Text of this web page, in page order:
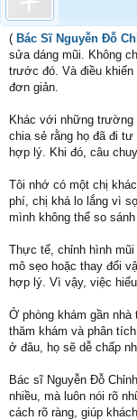
( Bác Sĩ Nguyễn Đỗ
sửa dáng mũi. Không
trước đó. Và điều khiến
đơn giản.
Khác với những
chia sẻ rằng họ đã đi
hợp lý. Khi đó, câu
Tôi nhớ có một chị
phí, chị khá lo lắng vì
mình không thể so
Thực tế, chỉnh hình
mô sẹo hoặc thay đổi
hợp lý. Vì vậy, việc
Ở phòng khám gần
thăm khám và phân
ở đâu, họ sẽ dễ chấp
Bác sĩ Nguyễn Đỗ
nhiều, mà luôn nói rõ
cách rõ ràng, giúp